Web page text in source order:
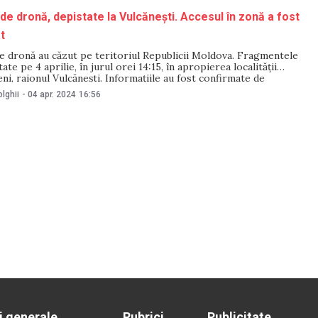
dronă, depistate la Vulcănești. Accesul în zonă a fost
dronă au căzut pe teritoriul Republicii Moldova. Fragmentele
pe 4 aprilie, în jurul orei 14:15, în apropierea localității
raionul Vulcănești. Informațiile au fost confirmate de
General al Poliției de Frontieră (IGPF), într-un comunicat.
fragmentele de dronă descoperite la Vulcănești conțin
- 04 apr. 2024 16:56